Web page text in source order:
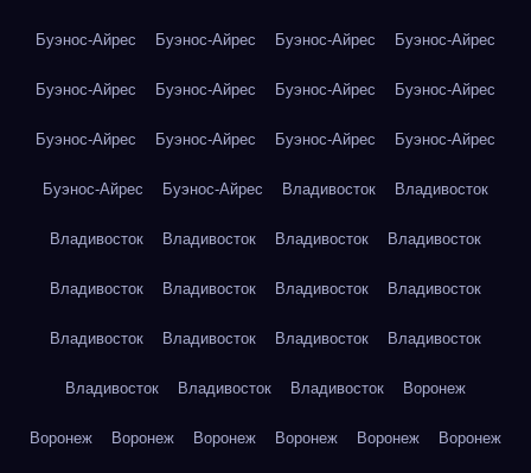
Буэнос-Айрес Буэнос-Айрес Буэнос-Айрес Буэнос-Айрес
Буэнос-Айрес Буэнос-Айрес Буэнос-Айрес Буэнос-Айрес
Буэнос-Айрес Буэнос-Айрес Буэнос-Айрес Буэнос-Айрес
Буэнос-Айрес Буэнос-Айрес Владивосток Владивосток
Владивосток Владивосток Владивосток Владивосток
Владивосток Владивосток Владивосток Владивосток
Владивосток Владивосток Владивосток Владивосток
Владивосток Владивосток Владивосток Воронеж
Воронеж Воронеж Воронеж Воронеж Воронеж Воронеж